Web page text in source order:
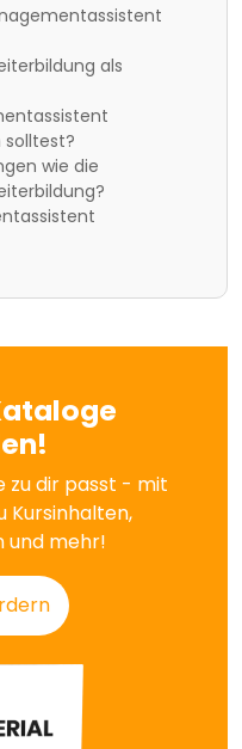
als
solltest?
wie die
zu dir passt - mit
Kursinhalten,
und mehr!